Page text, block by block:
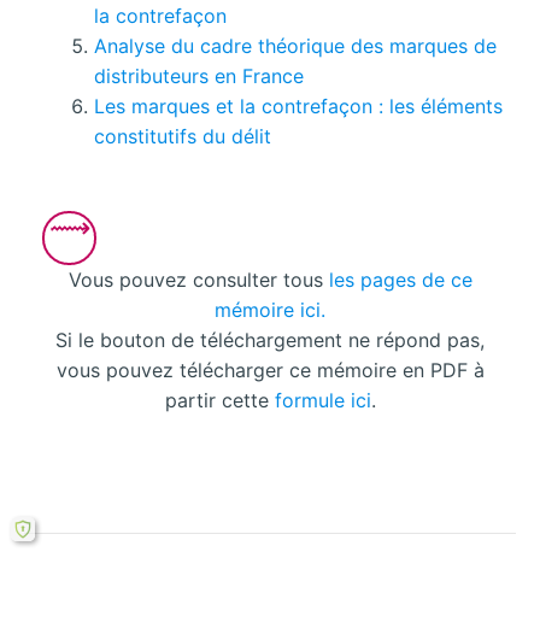
la contrefaçon
Analyse du cadre théorique des marques de
distributeurs en France
Les marques et la contrefaçon : les éléments
constitutifs du délit
Vous pouvez consulter tous les pages de ce
mémoire ici.
Si le bouton de téléchargement ne répond pas,
vous pouvez télécharger ce mémoire en PDF à
partir cette formule ici.